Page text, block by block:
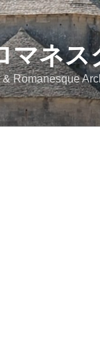
マネス
Romanesque